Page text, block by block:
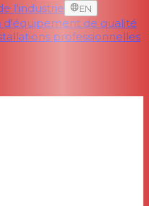
l'industrie EN
d'équipement de qualité
professionnelles